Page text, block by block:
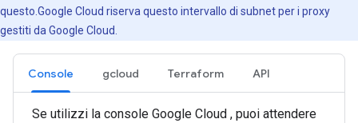
questo.Google Cloud riserva questo intervallo di subnet per i proxy
gestiti da Google Cloud.
Console gcloud Terraform API
Se utilizzi la console Google Cloud , puoi attendere